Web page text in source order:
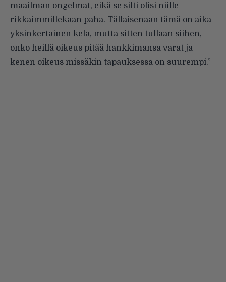
maailman ongelmat, eikä se silti olisi niille
rikkaimmillekaan paha. Tällaisenaan tämä on aika
yksinkertainen kela, mutta sitten tullaan siihen,
onko heillä oikeus pitää hankkimansa varat ja
kenen oikeus missäkin tapauksessa on suurempi.”